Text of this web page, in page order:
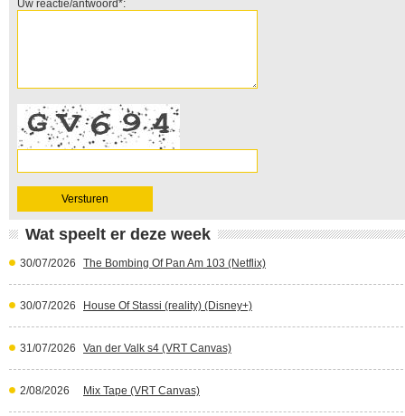
Uw reactie/antwoord*:
Wat speelt er deze week
30/07/2026 The Bombing Of Pan Am 103 (Netflix)
30/07/2026 House Of Stassi (reality) (Disney+)
31/07/2026 Van der Valk s4 (VRT Canvas)
2/08/2026 Mix Tape (VRT Canvas)